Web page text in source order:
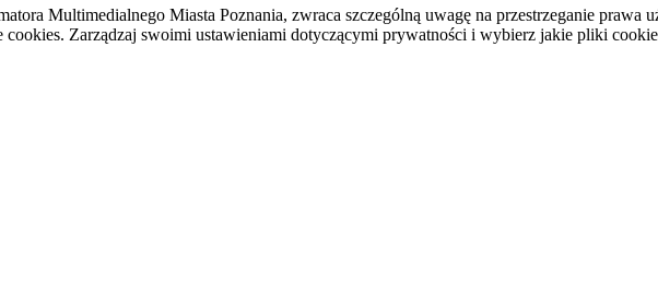
Multimedialnego Miasta Poznania, zwraca szczególną uwagę na przestrzeganie prawa
Zarządzaj swoimi ustawieniami dotyczącymi prywatności i wybierz jakie pliki